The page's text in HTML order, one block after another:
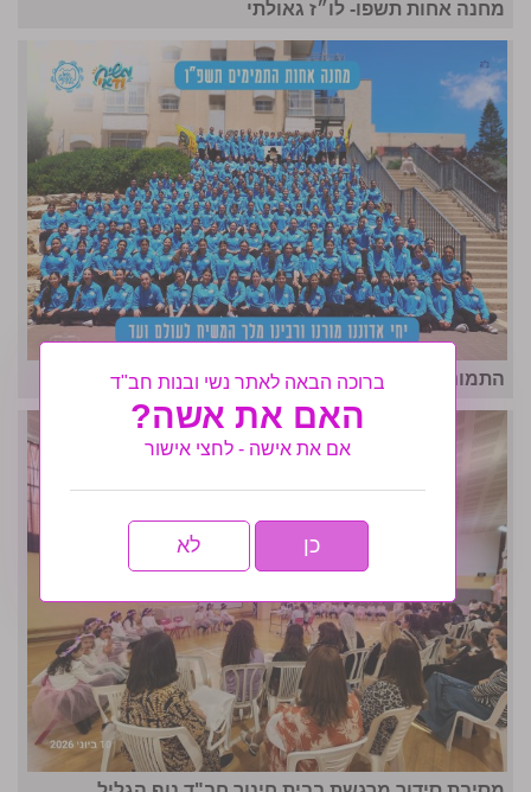
מחנה אחות תשפו- לו״ז גאולתי
התמונה המרכזית- מחנה אחות ה'תשפ"ו
ברוכה הבאה לאתר נשי ובנות חב"ד
האם את אשה?
אם את אישה - לחצי אישור
כן לא